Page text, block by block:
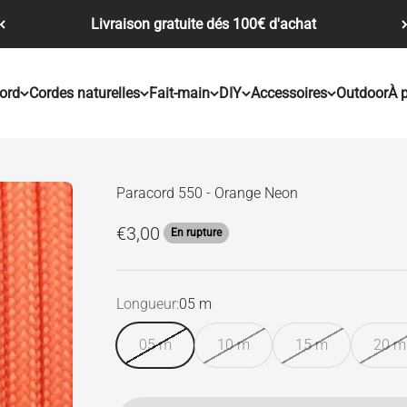
Livraison gratuite dés 100€ d'achat
Cordes naturelles Fait-main DIY Accessoires OutdoorÀ
Paracord 550 - Orange Neon
Prix de vente
€3,00 En rupture
Longueur:05 m
05 m 10 m 15 m 20 m